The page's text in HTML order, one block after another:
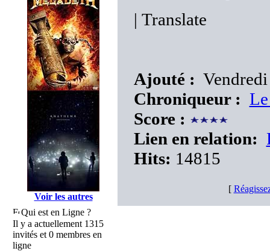
Voir les autres
Qui est en Ligne ?
Il y a actuellement 1315
invités et 0 membres en
ligne
| Translate
Ajouté :
Chroniqueur :
Score :
Lien en relation:
Hits: 14815
[